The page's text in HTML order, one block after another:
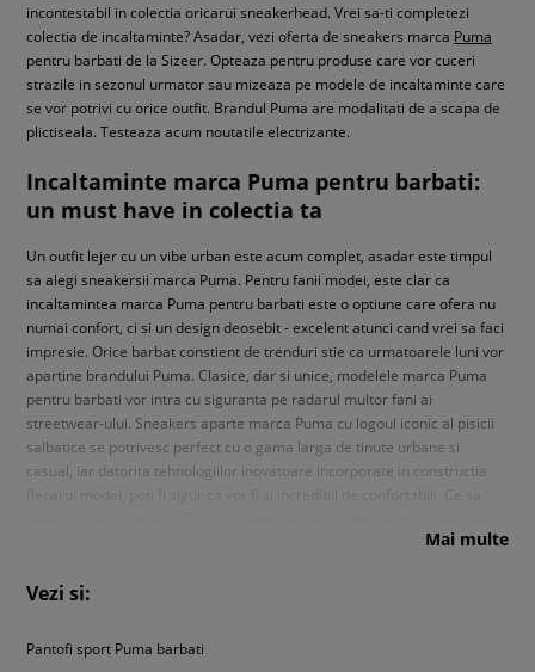
incontestabil in colectia oricarui sneakerhead. Vrei sa-ti completezi
colectia de incaltaminte? Asadar, vezi oferta de sneakers marca Puma
pentru barbati de la Sizeer. Opteaza pentru produse care vor cuceri
strazile in sezonul urmator sau mizeaza pe modele de incaltaminte care
se vor potrivi cu orice outfit. Brandul Puma are modalitati de a scapa de
plictiseala. Testeaza acum noutatile electrizante.
Incaltaminte marca Puma pentru barbati:
un must have in colectia ta
Un outfit lejer cu un vibe urban este acum complet, asadar este timpul
sa alegi sneakersii marca Puma. Pentru fanii modei, este clar ca
incaltamintea marca Puma pentru barbati este o optiune care ofera nu
numai confort, ci si un design deosebit - excelent atunci cand vrei sa faci
impresie. Orice barbat constient de trenduri stie ca urmatoarele luni vor
apartine brandului Puma. Clasice, dar si unice, modelele marca Puma
pentru barbati vor intra cu siguranta pe radarul multor fani ai
streetwear-ului. Sneakers aparte marca Puma cu logoul iconic al pisicii
salbatice se potrivesc perfect cu o gama larga de tinute urbane si
casual, iar datorita tehnologiilor inovatoare incorporate in constructia
precum Speedcat sau Palermo reprezinta produse moderne, pe care cu
Incaltamintea din piele intoarsa cu o forma inspirata din sport si culori
cu talpa subtire.
Mai multe
Vezi si:
Pantofi sport Puma barbati